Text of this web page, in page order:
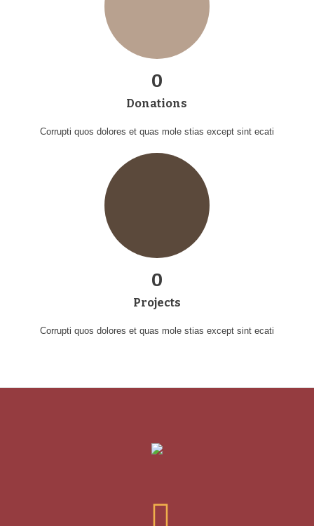
0
Donations
Corrupti quos dolores et quas mole stias except sint ecati
0
Projects
Corrupti quos dolores et quas mole stias except sint ecati